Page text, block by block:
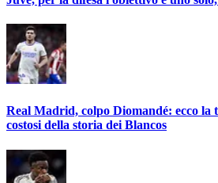
Real Madrid, colpo Diomandé: ecco la
costosi della storia dei Blancos